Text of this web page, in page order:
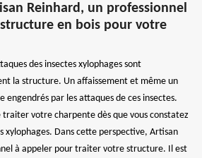
Reinhard, un professionnel
en bois pour votre
des insectes xylophages sont
la structure. Un affaissement et même un
par les attaques de ces insectes.
traiter votre charpente dès que vous constatez
xylophages. Dans cette perspective, Artisan
à appeler pour traiter votre structure. Il est